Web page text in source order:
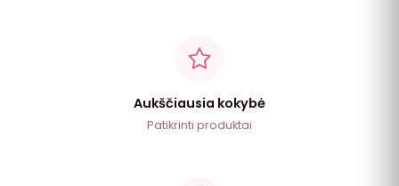
Aukščiausia kokybė
Patikrinti produktai